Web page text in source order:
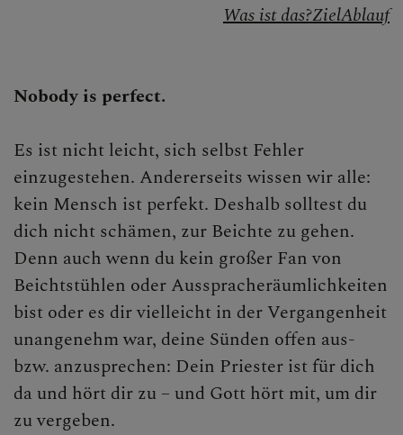
Buße
Eucharistie
Firmung
Ehe
Weihe
Krankensalbung
Liturgie
Was ist das?ZielAblauf
Nobody is perfect.
Es ist nicht leicht, sich selbst Fehler
einzugestehen. Andererseits wissen wir alle:
kein Mensch ist perfekt. Deshalb solltest du
dich nicht schämen, zur Beichte zu gehen.
Denn auch wenn du kein großer Fan von
Beichtstühlen oder Ausspracheräumlichkeiten
bist oder es dir vielleicht in der Vergangenheit
unangenehm war, deine Sünden offen aus-
bzw. anzusprechen: Dein Priester ist für dich
da und hört dir zu – und Gott hört mit, um dir
zu vergeben.